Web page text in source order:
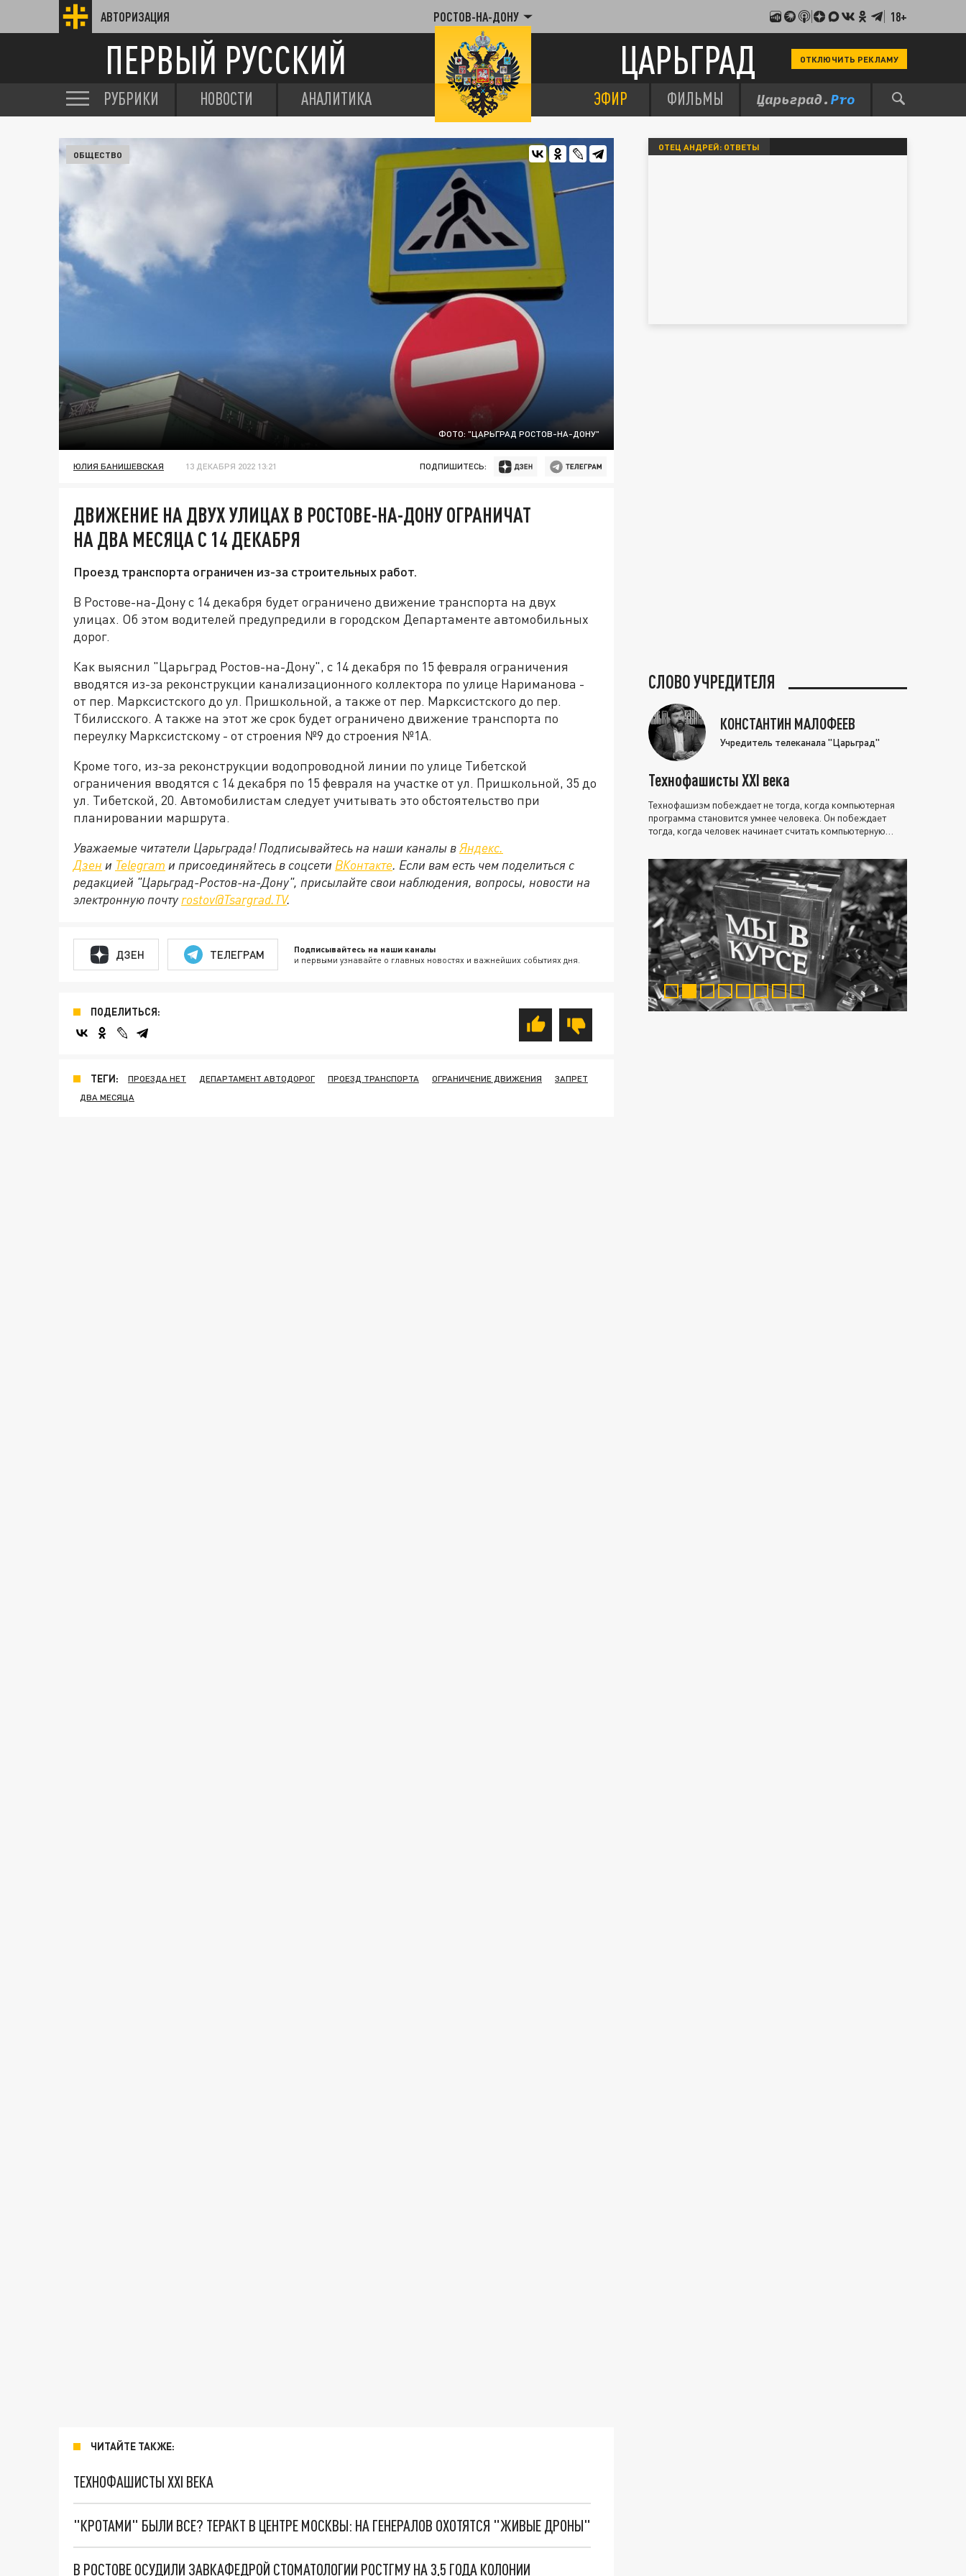
АВТОРИЗАЦИЯ РОСТОВ-НА-ДОНУ 18+
ПЕРВЫЙ РУССКИЙ ЦАРЬГРАД ОТКЛЮЧИТЬ РЕКЛАМУ
РУБРИКИ НОВОСТИ АНАЛИТИКА ЭФИР ФИЛЬМЫ
ФОТО: "ЦАРЬГРАД РОСТОВ-НА-ДОНУ"
ОБЩЕСТВО
ЮЛИЯ БАНИШЕВСКАЯ 13 ДЕКАБРЯ 2022 13:21 ПОДПИШИТЕСЬ:
ДВИЖЕНИЕ НА ДВУХ УЛИЦАХ В РОСТОВЕ-НА-ДОНУ ОГРАНИЧАТ
НА ДВА МЕСЯЦА С 14 ДЕКАБРЯ
Проезд транспорта ограничен из-за строительных работ.
В Ростове-на-Дону с 14 декабря будет ограничено движение транспорта на двух
улицах. Об этом водителей предупредили в городском Департаменте автомобильных
дорог.
Как выяснил "Царьград Ростов-на-Дону", с 14 декабря по 15 февраля ограничения
вводятся из-за реконструкции канализационного коллектора по улице Нариманова -
от пер. Марксистского до ул. Пришкольной, а также от пер. Марксистского до пер.
Тбилисского. А также на этот же срок будет ограничено движение транспорта по
переулку Марксистскому - от строения №9 до строения №1А.
Кроме того, из-за реконструкции водопроводной линии по улице Тибетской
ограничения вводятся с 14 декабря по 15 февраля на участке от ул. Пришкольной, 35 до
ул. Тибетской, 20. Автомобилистам следует учитывать это обстоятельство при
планировании маршрута.
Уважаемые читатели Царьграда! Подписывайтесь на наши каналы вЯндекс.
Дзен и Telegram и присоединяйтесь в соцсети ВКонтакте. Если вам есть чем поделиться с
редакцией "Царьград-Ростов-на-Дону", присылайте свои наблюдения, вопросы, новости на
электронную почту rostov@Tsargrad.ТV.
ДЗЕН ТЕЛЕГРАМ Подписывайтесь на наши каналы
и первыми узнавайте о главных новостях и важнейших событиях дня.
ПОДЕЛИТЬСЯ:
ТЕГИ: ПРОЕЗДА НЕТ ДЕПАРТАМЕНТ АВТОДОРОГ ПРОЕЗД ТРАНСПОРТА ОГРАНИЧЕНИЕ ДВИЖЕНИЯ
ЗАПРЕТ
ДВА МЕСЯЦА
ЧИТАЙТЕ ТАКЖЕ:
ТЕХНОФАШИСТЫ XXI ВЕКА
"КРОТАМИ" БЫЛИ ВСЕ? ТЕРАКТ В ЦЕНТРЕ МОСКВЫ: НА ГЕНЕРАЛОВ ОХОТЯТСЯ "ЖИВЫЕ ДРОНЫ"
В РОСТОВЕ ОСУДИЛИ ЗАВКАФЕДРОЙ СТОМАТОЛОГИИ РОСТГМУ НА 3,5 ГОДА КОЛОНИИ
ОТЕЦ АНДРЕЙ: ОТВЕТЫ
СЛОВО УЧРЕДИТЕЛЯ
КОНСТАНТИН МАЛОФЕЕВ
Учредитель телеканала "Царьград"
Технофашисты XXI века
Технофашизм побеждает не тогда, когда компьютерная
программа становится умнее человека. Он побеждает
тогда, когда человек начинает считать компьютерную